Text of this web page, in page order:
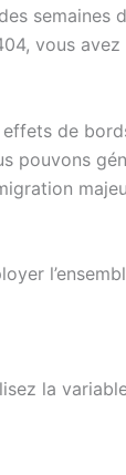
semaines
vous avez
de
pouvons
la